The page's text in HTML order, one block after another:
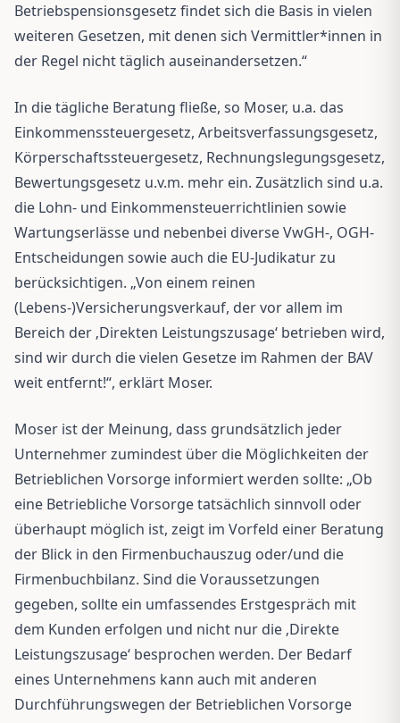
Betriebspensionsgesetz findet sich die Basis in vielen
weiteren Gesetzen, mit denen sich Vermittler*innen in
der Regel nicht täglich auseinandersetzen.“
In die tägliche Beratung fließe, so Moser, u.a. das
Einkommenssteuergesetz, Arbeitsverfassungsgesetz,
Körperschaftssteuergesetz, Rechnungslegungsgesetz,
Bewertungsgesetz u.v.m. mehr ein. Zusätzlich sind u.a.
die Lohn- und Einkommensteuerrichtlinien sowie
Wartungserlässe und nebenbei diverse VwGH-, OGH-
Entscheidungen sowie auch die EU-Judikatur zu
berücksichtigen. „Von einem reinen
(Lebens-)Versicherungsverkauf, der vor allem im
Bereich der ‚Direkten Leistungszusage‘ betrieben wird,
sind wir durch die vielen Gesetze im Rahmen der BAV
weit entfernt!“, erklärt Moser.
Moser ist der Meinung, dass grundsätzlich jeder
Unternehmer zumindest über die Möglichkeiten der
Betrieblichen Vorsorge informiert werden sollte: „Ob
eine Betriebliche Vorsorge tatsächlich sinnvoll oder
überhaupt möglich ist, zeigt im Vorfeld einer Beratung
der Blick in den Firmenbuchauszug oder/und die
Firmenbuchbilanz. Sind die Voraussetzungen
gegeben, sollte ein umfassendes Erstgespräch mit
dem Kunden erfolgen und nicht nur die ‚Direkte
Leistungszusage‘ besprochen werden. Der Bedarf
eines Unternehmens kann auch mit anderen
Durchführungswegen der Betrieblichen Vorsorge